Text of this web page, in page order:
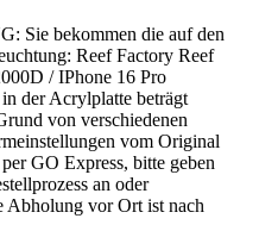
Sie bekommen die auf den
Reef Factory Reef
/ IPhone 16 Pro
der Acrylplatte beträgt
von verschiedenen
vom Original
GO Express, bitte geben
an oder
Abholung vor Ort ist nach